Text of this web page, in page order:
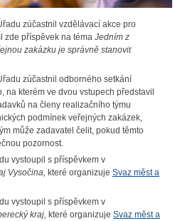
zúčastnil vzdělávací akce pro
zde příspěvek na téma Jedním z
zakázku je správně stanovit
zúčastnil odborného setkání
na kterém ve dvou vstupech představil
na členy realizačního týmu
podmínek veřejných zakázek,
může zadavatel čelit, pokud těmto
pozornost.
vystoupil s příspěvkem v
Vysočina které organizuje Svaz měst a
vystoupil s příspěvkem v
kraj, které organizuje Svaz měst a